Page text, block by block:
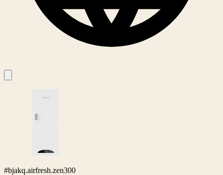
#bjakq.airfresh.zen300